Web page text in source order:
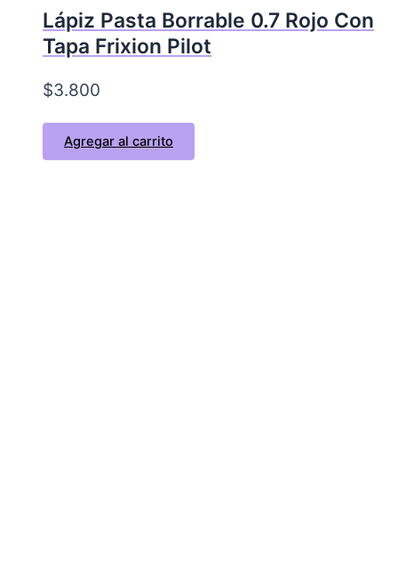
Lápiz Pasta Borrable 0.7 Rojo Con
Tapa Frixion Pilot
$3.800
Agregar al carrito